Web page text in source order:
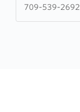
709-539-2692